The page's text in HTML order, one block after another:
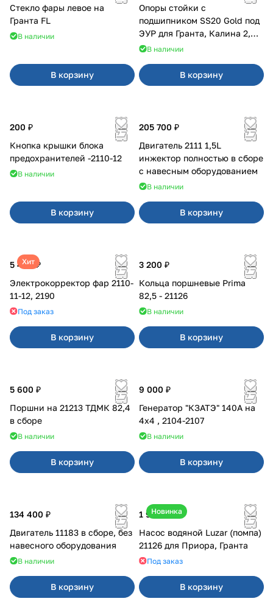
Стекло фары левое на
Гранта FL
В наличии
В корзину
Опоры стойки с
подшипником SS20 Gold под
ЭУР для Гранта, Калина 2,
Datsun
В наличии
В корзину
200 ₽
Кнопка крышки блока
предохранителей -2110-12
В наличии
В корзину
205 700 ₽
Двигатель 2111 1,5L
инжектор полностью в сборе
с навесным оборудованием
В наличии
В корзину
Хит
5 400 ₽
Электрокорректор фар 2110-
11-12, 2190
Под заказ
В корзину
3 200 ₽
Кольца поршневые Prima
82,5 - 21126
В наличии
В корзину
5 600 ₽
Поршни на 21213 ТДМК 82,4
в сборе
В наличии
В корзину
9 000 ₽
Генератор "КЗАТЭ" 140А на
4x4 , 2104-2107
В наличии
В корзину
134 400 ₽
Двигатель 11183 в сборе, без
навесного оборудования
В наличии
В корзину
Новинка
1 990 ₽
Насос водяной Luzar (помпа)
21126 для Приора, Гранта
Под заказ
В корзину